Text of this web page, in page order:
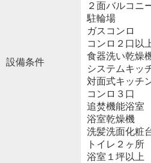
設備条件
２面バルコニ
駐輪場
ガスコンロ
コンロ２口以
食器洗い乾燥
システムキッ
対面式キッチ
コンロ３口
追焚機能浴室
浴室乾燥機
洗髪洗面化粧
トイレ２ヶ所
浴室１坪以上